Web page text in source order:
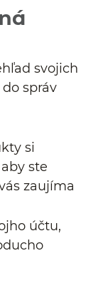
svojich
správ
si
ste
zaujíma
účtu,